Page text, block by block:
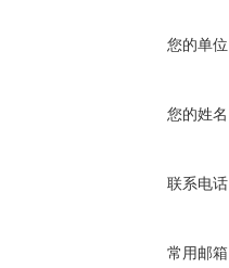
您的单
您的姓
联系电
常用邮